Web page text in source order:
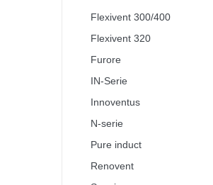
Flexivent 300/400
Flexivent 320
Furore
IN-Serie
Innoventus
N-serie
Pure induct
Renovent